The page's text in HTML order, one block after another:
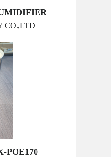
CO.,LTD
POE170